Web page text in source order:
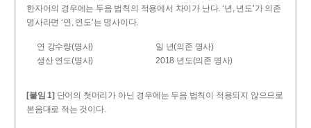
한자어의 경우에는 두음 법칙의 적용에서 차이가 난다. ‘년, 년도’가 의존
명사라면 ‘연, 연도’는 명사이다.
연 강수량(명사)
일 년(의존 명사)
생산 연도(명사)
2018 년도(의존 명사)
[붙임 1] 단어의 첫머리가 아닌 경우에는 두음 법칙이 적용되지 않으므로
본음대로 적는 것이다.